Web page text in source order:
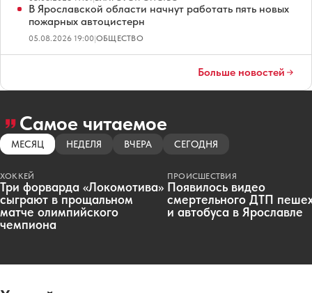
В Ярославской области начнут работать пять новых
пожарных автоцистерн
05.08.2026 19:00|ОБЩЕСТВО
Больше новостей
Самое читаемое
МЕСЯЦ НЕДЕЛЯ ВЧЕРА СЕГОДНЯ
ХОККЕЙ
Три форварда «Локомотива»
сыграют в прощальном
матче олимпийского
чемпиона
ПРОИСШЕСТВИЯ
Появилось видео
смертельного ДТП
и автобуса в Ярославле